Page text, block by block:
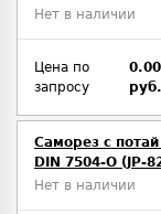
Нет в наличии
Цена по
запросу
руб.
Саморез с
DIN 7504-O (JP-
Нет в наличии